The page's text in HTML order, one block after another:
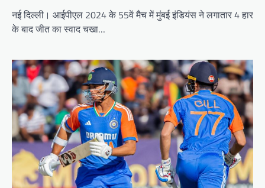
नई दिल्ली। आईपीएल 2024 के 55वें मैच में मुंबई इंडियंस ने लगातार 4 हार
के बाद जीत का स्वाद चखा…